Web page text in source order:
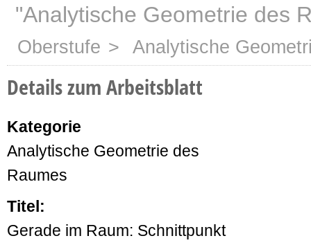
"Analytische Geometrie des
Oberstufe > Analytische
Details zum Arbeitsblatt
Kategorie
Analytische Geometrie des
Raumes
Titel:
Gerade im Raum: Schnittpunkt